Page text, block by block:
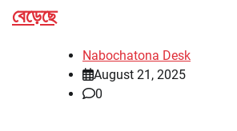
বেড়েছে
Nabochatona Desk
August 21, 2025
0